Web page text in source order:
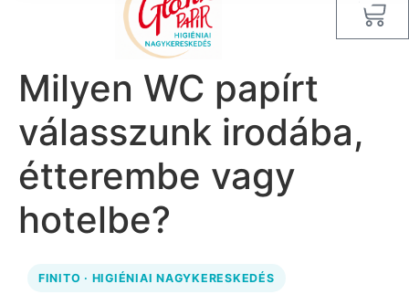
Milyen WC papírt
válasszunk irodába,
étterembe vagy
hotelbe?
FINITO · HIGIÉNIAI NAGYKERESKEDÉS